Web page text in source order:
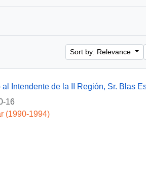
Sort by: Relevance
16
(1990-1994)